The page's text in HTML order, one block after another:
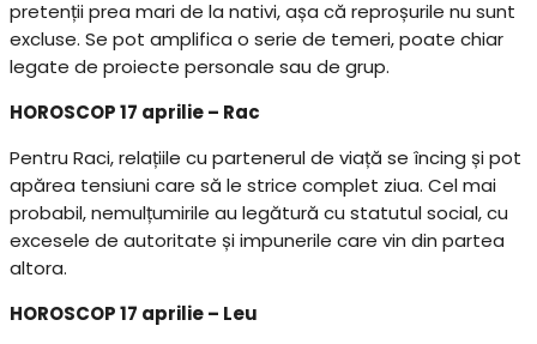
pretenții prea mari de la nativi, așa că reproșurile nu sunt
excluse. Se pot amplifica o serie de temeri, poate chiar
legate de proiecte personale sau de grup.
HOROSCOP 17 aprilie – Rac
Pentru Raci, relațiile cu partenerul de viață se încing și pot
apărea tensiuni care să le strice complet ziua. Cel mai
probabil, nemulțumirile au legătură cu statutul social, cu
excesele de autoritate și impunerile care vin din partea
altora.
HOROSCOP 17 aprilie – Leu